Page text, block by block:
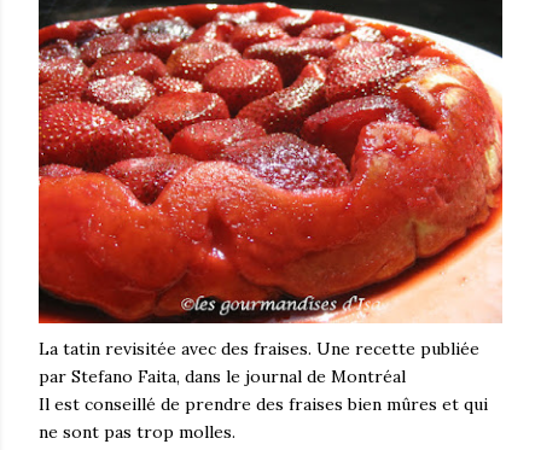
La tatin revisitée avec des fraises. Une recette publiée
par Stefano Faita, dans le journal de Montréal
Il est conseillé de prendre des fraises bien mûres et qui
ne sont pas trop molles.